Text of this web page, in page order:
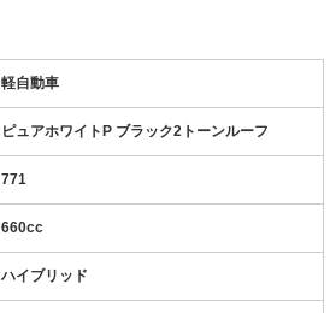
軽自動車
ピュアホワイトP ブラック2トーンルーフ
771
660cc
ハイブリッド